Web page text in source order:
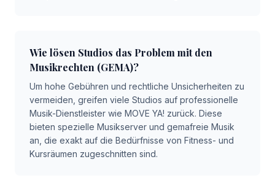
Wie lösen Studios das Problem mit den
Musikrechten (GEMA)?
Um hohe Gebühren und rechtliche Unsicherheiten zu
vermeiden, greifen viele Studios auf professionelle
Musik-Dienstleister wie MOVE YA! zurück. Diese
bieten spezielle Musikserver und gemafreie Musik
an, die exakt auf die Bedürfnisse von Fitness- und
Kursräumen zugeschnitten sind.